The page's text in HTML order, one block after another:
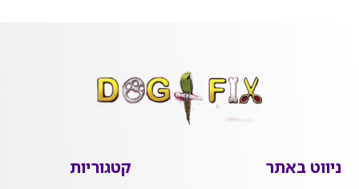
ניווט באתר קטגוריות